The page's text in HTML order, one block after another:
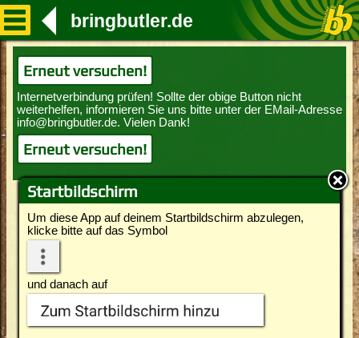
Startbildschirm
Um diese App auf deinem Startbildschirm abzulegen,
klicke bitte auf das Symbol
und danach auf
bringbutler.de
Erneut versuchen!
Erneut versuchen!